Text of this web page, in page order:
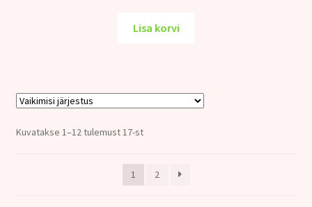
Lisa korvi
Kuvatakse 1–12 tulemust 17-st
1 2